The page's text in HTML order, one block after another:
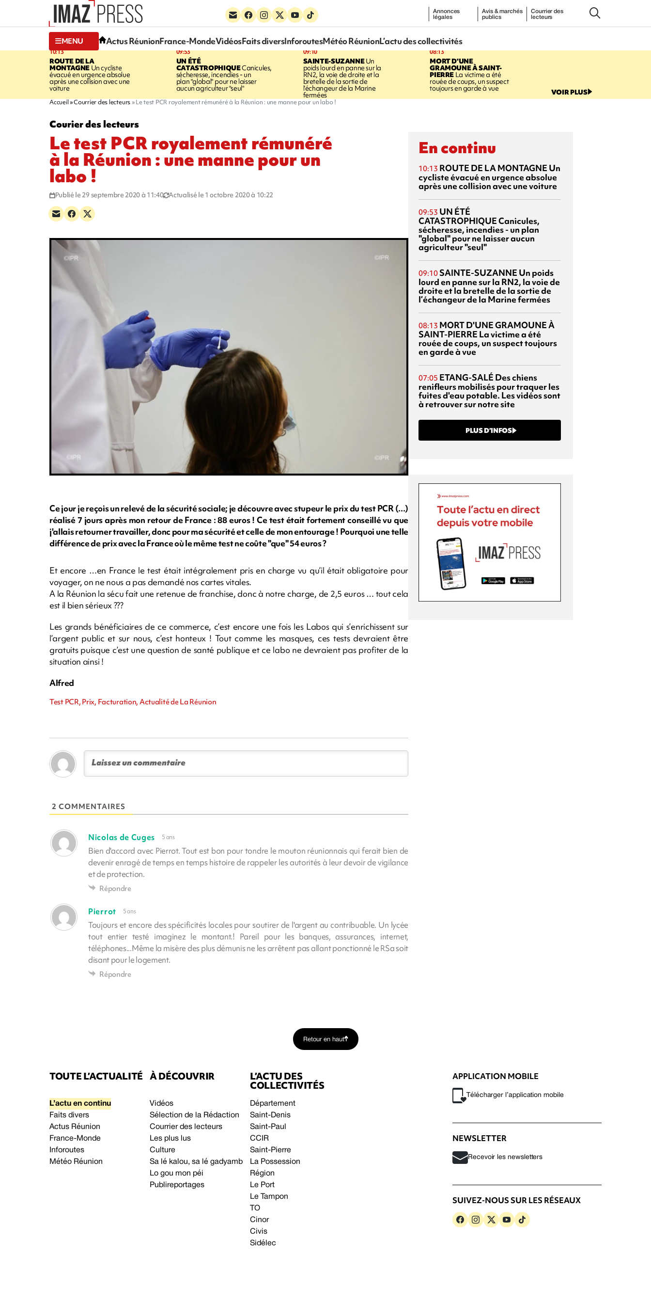
Annonces
légales
Avis & marchés
publics
Courrier des
lecteurs
MENU Actus RéunionFrance-MondeVidéosFaits diversInforoutesMétéo RéunionL’actu des collectivités
10:13
ROUTE DE LA
MONTAGNEUn cycliste
évacué en urgence absolue
après une collision avec une
voiture
09:53
UN ÉTÉ
CATASTROPHIQUECanicules,
sécheresse, incendies - un
plan "global" pour ne laisser
aucun agriculteur "seul"
09:10
SAINTE-SUZANNEUn
poids lourd en panne sur la
RN2, la voie de droite et la
bretelle de la sortie de
l’échangeur de la Marine
fermées
08:13
MORT D'UNE
GRAMOUNE À SAINT-
PIERRE La victime a été
rouée de coups, un suspect
toujours en garde à vue VOIR PLUS
Accueil Courrier des lecteurs Le test PCR royalement rémunéré à la Réunion : une manne pour un labo !
Courier des lecteurs
Le test PCR royalement rémunéré
à la Réunion : une manne pour un
labo !
Publié le 29 septembre 2020 à 11:40 Actualisé le 1 octobre 2020 à 10:22
Ce jour je reçois un relevé de la sécurité sociale; je découvre avec stupeur le prix du test PCR (...)
réalisé 7 jours après mon retour de France : 88 euros ! Ce test était fortement conseillé vu que
j'allais retourner travailler, donc pour ma sécurité et celle de mon entourage ! Pourquoi une telle
différence de prix avec la France où le même test ne coûte "que" 54 euros ?
Et encore …en France le test était intégralement pris en charge vu qu’il était obligatoire pour
voyager, on ne nous a pas demandé nos cartes vitales.
A la Réunion la sécu fait une retenue de franchise, donc à notre charge, de 2,5 euros … tout cela
est il bien sérieux ???
Les grands bénéficiaires de ce commerce, c’est encore une fois les Labos qui s’enrichissent sur
l’argent public et sur nous, c’est honteux ! Tout comme les masques, ces tests devraient être
gratuits puisque c’est une question de santé publique et ce labo ne devraient pas profiter de la
situation ainsi !
Alfred
Test PCR, Prix, Facturation, Actualité de La Réunion
2 COMMENTAIRES
Nicolas de Cuges 5 ans
Bien d'accord avec Pierrot. Tout est bon pour tondre le mouton réunionnais qui ferait bien de
devenir enragé de temps en temps histoire de rappeler les autorités à leur devoir de vigilance
et de protection.
Répondre
Pierrot 5 ans
Toujours et encore des spécificités locales pour soutirer de l'argent au contribuable. Un lycée
tout entier testé imaginez le montant.! Pareil pour les banques, assurances, internet,
téléphones...Même la misère des plus démunis ne les arrêtent pas allant ponctionné le RSa soit
disant pour le logement.
Répondre
En continu
10:13 ROUTE DE LA MONTAGNE Un
cycliste évacué en urgence absolue
après une collision avec une voiture
09:53 UN ÉTÉ
CATASTROPHIQUECanicules,
sécheresse, incendies - un plan
"global" pour ne laisser aucun
agriculteur "seul"
09:10 SAINTE-SUZANNE Un poids
lourd en panne sur la RN2, la voie de
droite et la bretelle de la sortie de
l’échangeur de la Marine fermées
08:13 MORT D'UNE GRAMOUNE À
SAINT-PIERRE La victime a été
rouée de coups, un suspect toujours
en garde à vue
07:05 ETANG-SALÉ Des chiens
renifleurs mobilisés pour traquer les
fuites d'eau potable. Les vidéos sont
à retrouver sur notre site
PLUS D’INFOS
Retour en haut
TOUTE L’ACTUALITÉ
L’actu en continu
Faits divers
Actus Réunion
France-Monde
Inforoutes
Météo Réunion
À DÉCOUVRIR
Vidéos
Sélection de la Rédaction
Courrier des lecteurs
Les plus lus
Culture
Sa lé kalou, sa lé gadyamb
Lo gou mon péi
Publireportages
L’ACTU DES
COLLECTIVITÉS
Département
Saint-Denis
Saint-Paul
CCIR
Saint-Pierre
La Possession
Région
Le Port
Le Tampon
TO
Cinor
Civis
Sidélec
APPLICATION MOBILE
Télécharger l’application mobile
NEWSLETTER
Recevoir les newsletters
SUIVEZ-NOUS SUR LES RÉSEAUX